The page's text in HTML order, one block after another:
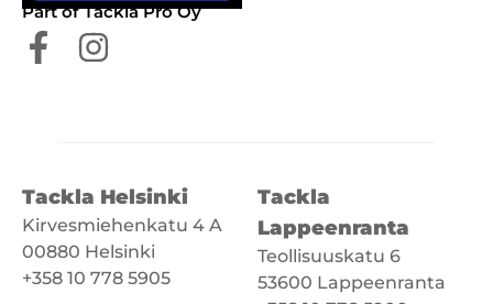
Part of Tackla Pro Oy
Tackla Helsinki
Kirvesmiehenkatu 4 A
00880 Helsinki
+358 10 778 5905
Tackla
Lappeenranta
Teollisuuskatu 6
53600 Lappeenranta